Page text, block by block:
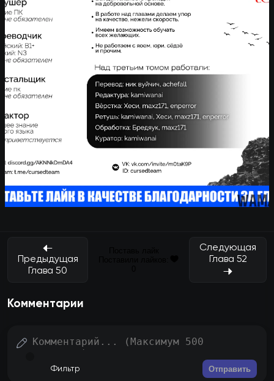
Предыдущая
Глава 50
Следующая
Глава 52
Комментарии
Фильтр Отправить